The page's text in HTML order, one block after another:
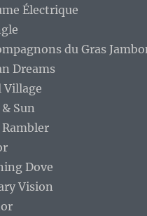
Électrique
du Gras
Dreams
Village
Sun
Dove
Vision